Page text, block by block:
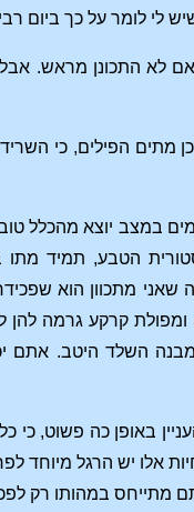
לי לומר על כך ביום
לא התכונן מראש.
מתים הפילים, כי
במצב יוצא מהכלל
הטבע, תמיד
מתכוון הוא
קרקע גרמה להן
השלד היטב. אתם
באופן כה פשוט, כי
אלו יש הרגל מיוחד
מתייחס במהותו רק